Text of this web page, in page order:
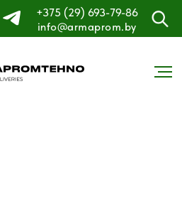
+375 (29) 693-79-86
info@armaprom.by
(29) 693-79-86